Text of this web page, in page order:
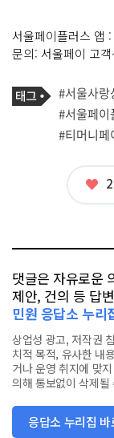
서울페이플러스 앱 :
문의: 서울페이 고
기
사
관
련
태
태
그
#서울사랑
#서울페이
#티머니페
댓글은 자유로운
제안, 건의 등 답
민원 응답소 누리
상업성 광고, 저작권
치적 목적, 유사한 내
거나 운영 취지에 맞
의해 통보없이 삭제될
응답소 누리집 바